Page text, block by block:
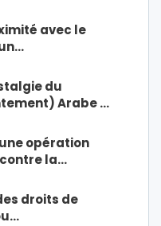
avec le
du
Arabe …
opération
la…
droits de